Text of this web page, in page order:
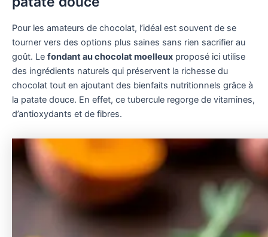
Pour les amateurs de chocolat, l’idéal est souvent de se
tourner vers des options plus saines sans rien sacrifier au
goût. Le fondant au chocolat moelleux proposé ici utilise
des ingrédients naturels qui préservent la richesse du
chocolat tout en ajoutant des bienfaits nutritionnels grâce à
la patate douce. En effet, ce tubercule regorge de vitamines,
d’antioxydants et de fibres.